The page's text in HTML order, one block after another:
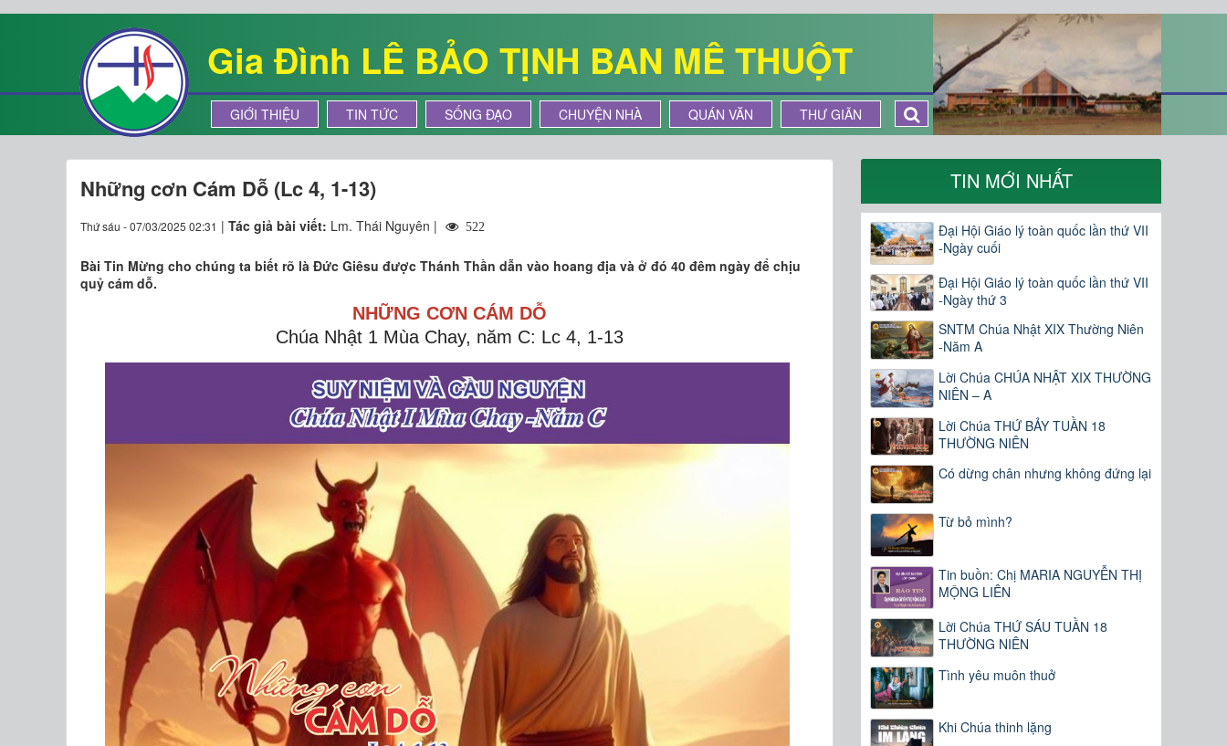
Gia Đình LÊ BẢO TỊNH BAN MÊ THUỘT
GIỚI THIỆU TIN TỨC SỐNG ĐẠO CHUYỆN NHÀ QUÁN VĂN THƯ GIÃN
Những cơn Cám Dỗ (Lc 4, 1-13)
Thứ sáu - 07/03/2025 02:31 | Tác giả bài viết: Lm. Thái Nguyên | 522
Bài Tin Mừng cho chúng ta biết rõ là Đức Giêsu được Thánh Thần dẫn vào hoang địa và ở đó 40 đêm ngày để chịu
quỷ cám dỗ.
NHỮNG CƠN CÁM DỖ
Chúa Nhật 1 Mùa Chay, năm C: Lc 4, 1-13
TIN MỚI NHẤT
Đại Hội Giáo lý toàn quốc lần thứ VII
-Ngày cuối
Đại Hội Giáo lý toàn quốc lần thứ VII
-Ngày thứ 3
SNTM Chúa Nhật XIX Thường Niên
-Năm A
Lời Chúa CHÚA NHẬT XIX THƯỜNG
NIÊN – A
Lời Chúa THỨ BẢY TUẦN 18
THƯỜNG NIÊN
Có dừng chân nhưng không đứng lại
Từ bỏ mình?
Tin buồn: Chị MARIA NGUYỄN THỊ
MỘNG LIÊN
Lời Chúa THỨ SÁU TUẦN 18
THƯỜNG NIÊN
Tình yêu muôn thuở
Khi Chúa thinh lặng